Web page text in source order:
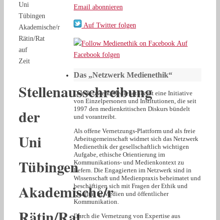
Uni
Tübingen
Akademische/r
Rätin/Rat
auf
Zeit
Stellenausschreibung
der
Uni
Tübingen
Akademische/r
Email abonnieren
Auf Twitter folgen
Auf
Facebook folgen
Das „Netzwerk Medienethik“
Das Netzwerk Medienethik ist eine Initiative
von Einzelpersonen und Institutionen, die seit
1997 den medienkritischen Diskurs bündelt
und vorantreibt.
Als offene Vernetzungs-Plattform und als freie
Arbeitsgemeinschaft widmet sich das Netzwerk
Medienethik der gesellschaftlich wichtigen
Aufgabe, ethische Orientierung im
Kommunikations- und Medienkontext zu
liefern. Die Engagierten im Netzwerk sind in
Wissenschaft und Medienpraxis beheimatet und
beschäftigen sich mit Fragen der Ethik und
Qualität in Medien und öffentlicher
Kommunikation.
Durch die Vernetzung von Expertise aus